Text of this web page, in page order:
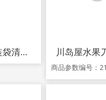
酱腌菜软包装袋清洗加工设备青菜叶菜类漂烫杀青蒸煮线巴氏杀菌机